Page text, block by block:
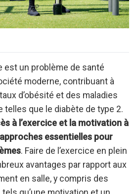
est un problème de santé
moderne, contribuant à
d’obésité et des maladies
telles que le diabète de type 2.
à l’exercice et la motivation à
essentielles pour
. Faire de l’exercice en plein
avantages par rapport aux
en salle, y compris des